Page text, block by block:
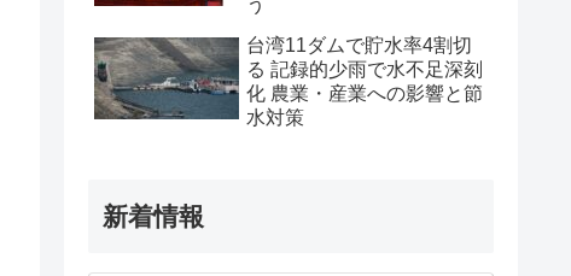
台湾11ダムで貯水率4割切
る 記録的少雨で水不足深刻
化 農業・産業への影響と節
水対策
新着情報